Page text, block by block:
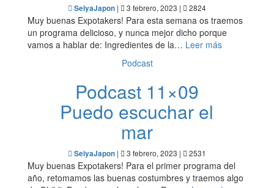
SeiyaJapon | 3 febrero, 2023 | 2824
Muy buenas Expotakers! Para esta semana os traemos
un programa delicioso, y nunca mejor dicho porque
vamos a hablar de: Ingredientes de la… Leer más
Podcast
Podcast 11×09
Puedo escuchar el
mar
SeiyaJapon | 3 febrero, 2023 | 2531
Muy buenas Expotakers! Para el primer programa del
año, retomamos las buenas costumbres y traemos algo